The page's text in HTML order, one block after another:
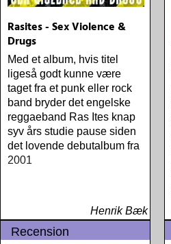
Rasites - Sex Violence &
Drugs
Med et album, hvis titel
ligeså godt kunne være
taget fra et punk eller rock
band bryder det engelske
reggaeband Ras Ites knap
syv års studie pause siden
det lovende debutalbum fra
2001
Henrik Bæk
Recension